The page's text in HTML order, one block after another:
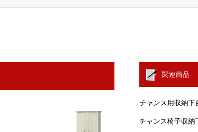
関連商品
チャンス用収納下
チャンス椅子収納